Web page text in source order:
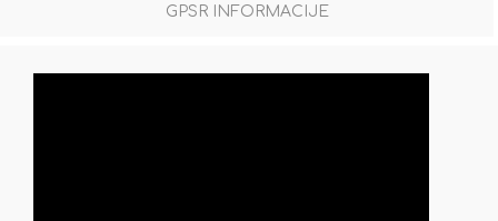
GPSR INFORMACIJE